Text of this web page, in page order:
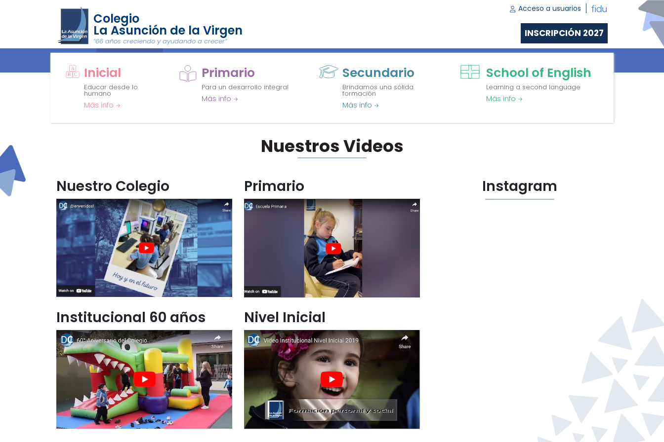
Colegio
La Asunción de la Virgen
“66 años creciendo y ayudando a crecer”
Acceso a usuarios
INSCRIPCIÓN 2027
Inicial
Educar desde lo
humano
Más info
Primario
Para un desarrollo integral
Más info
Secundario
Brindamos una sólida
formación
Más info
School of English
Learning a second language
Más info
Nuestros Videos
Nuestro Colegio Primario
Institucional 60 años Nivel Inicial
Instagram